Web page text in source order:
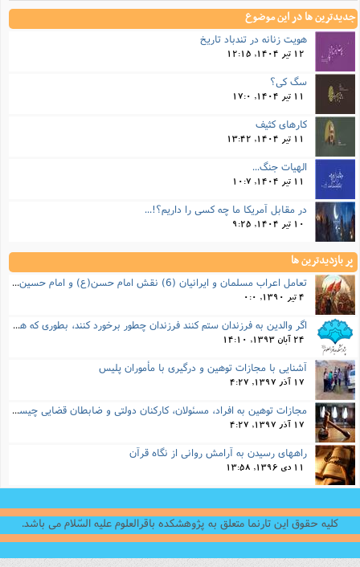
جدیدترین ها در این موضوع
هویت زنانه در تندباد تاریخ
12 تیر 1404, 12:15
سگ کی؟
11 تیر 1404, 17:0
کارهای کثیف
11 تیر 1404, 13:42
الهیات جنگ...
11 تیر 1404, 10:7
در مقابل آمریکا ما چه کسی را داریم؟!...
10 تیر 1404, 9:25
پر بازدیدترین ها
تعامل اعراب مسلمان و ایرانیان (6) نقش امام حسن(ع) و امام حسین(ع) در فتح ایران
4 تیر 1390, 0:0
اگر والدین به فرزندان ستم کنند فرزندان چطور برخورد کنند، بطوری که هم موجب ناراحتی آنها نشود و هم بتوانند آنها را امر به معروف و نهی از منکر کنند، و اگر نصیحت تأثیر نداشت چطور باید با آنها برخورد کرد؟
24 آبان 1393, 14:10
آشنایی با مجازات توهین و درگیری با مأموران پلیس
17 آذر 1397, 4:27
مجازات‌ توهین به افراد، مسئولان، کارکنان دولتی و ضابطان قضایی چیست؟
17 آذر 1397, 4:27
راههای رسیدن به آرامش روانی از نگاه قرآن
11 دی 1396, 13:58
کلیه حقوق این تارنما متعلق به پژوهشکده باقرالعلوم علیه السّلام می باشد.